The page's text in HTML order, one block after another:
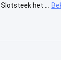
het ...